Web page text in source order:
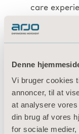
Denne
Vi bruger cookies
annoncer, til at
at analysere
din brug af vores
for sociale
care
how to
that
innovative
more
professionals